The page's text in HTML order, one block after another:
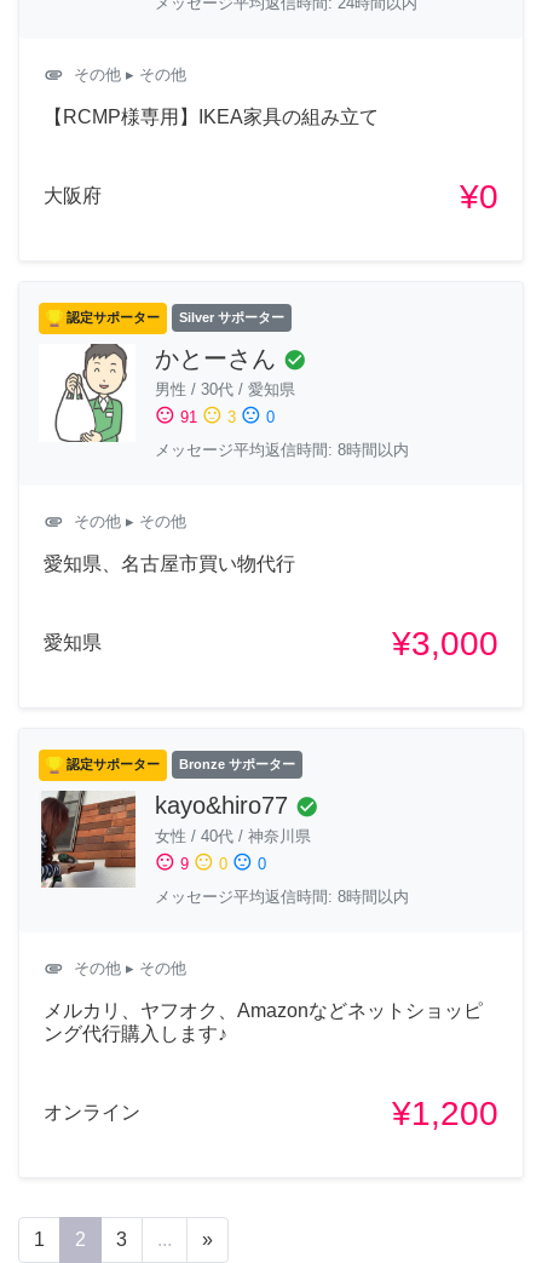
attachment その他 ▸ その他
【RCMP様専用】IKEA家具の組み立て
大阪府 ¥0
認定サポーター Silver サポーター
かとーさん check_circle
男性 / 30代 / 愛知県
sentiment_satisfied 91 sentiment_neutral 3 sentiment_dissatisfied 0
メッセージ平均返信時間: 8時間以内
attachment その他 ▸ その他
愛知県、名古屋市買い物代行
愛知県 ¥3,000
認定サポーター Bronze サポーター
kayo&hiro77 check_circle
女性 / 40代 / 神奈川県
sentiment_satisfied 9 sentiment_neutral 0 sentiment_dissatisfied 0
メッセージ平均返信時間: 8時間以内
attachment その他 ▸ その他
メルカリ、ヤフオク、Amazonなどネットショッピ
ング代行購入します♪
オンライン ¥1,200
1 2 3 ... »